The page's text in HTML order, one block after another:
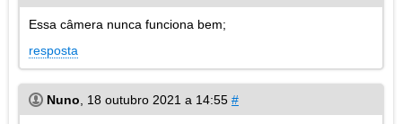
Essa câmera nunca funciona bem;
resposta
Nuno 18 outubro 2021 a 14:55 #